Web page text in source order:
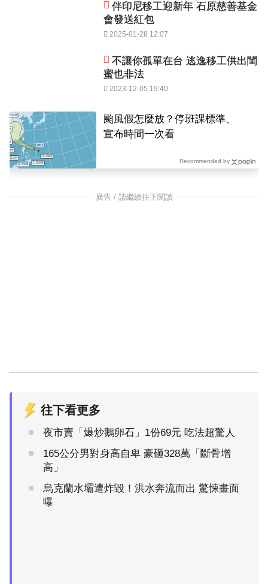
伴印尼移工迎新年 石原慈善基金
會發送紅包
2025-01-28 12:07
不讓你孤單在台 逃逸移工供出閨
蜜也非法
2023-12-05 19:40
颱風假怎麼放？停班課標準、
宣布時間一次看
Recommended by
廣告 / 請繼續往下閱讀
往下看更多
夜市賣「爆炒鵝卵石」1份69元 吃法超驚人
165公分男對身高自卑 豪砸328萬「斷骨增
高」
烏克蘭水壩遭炸毀！洪水奔流而出 驚悚畫面
曝